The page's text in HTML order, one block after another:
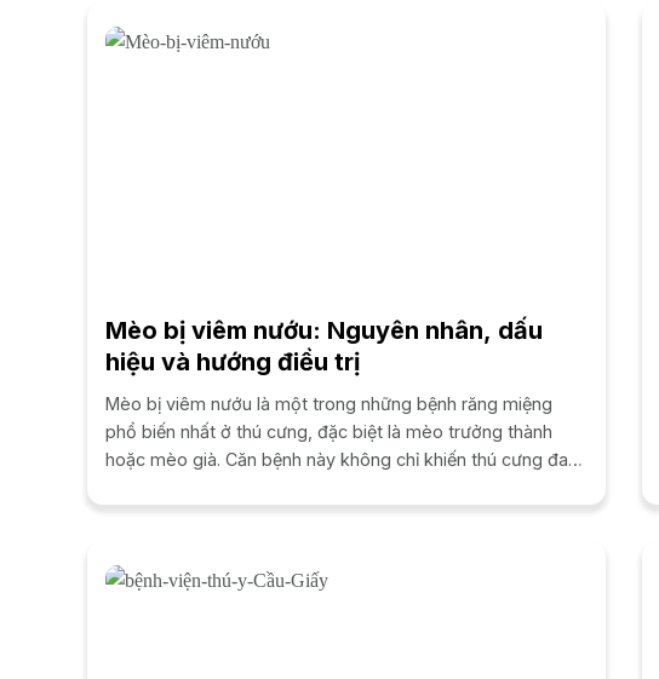
Mèo bị viêm nướu: Nguyên nhân, dấu
hiệu và hướng điều trị
Mèo bị viêm nướu là một trong những bệnh răng miệng
phổ biến nhất ở thú cưng, đặc biệt là mèo trưởng thành
hoặc mèo già. Căn bệnh này không chỉ khiến thú cưng đau